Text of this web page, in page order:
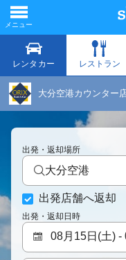
大分空港カウンター
出発・返却場所
大分空港
出発店舗へ返却
出発・返却日時